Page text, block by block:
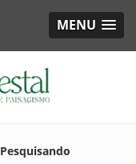
MENU
Pesquisando